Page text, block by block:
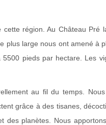
région. Au Château
plus large nous ont amené à
pieds par hectare. Les
au fil du temps.
grâce à des tisanes,
planètes. Nous